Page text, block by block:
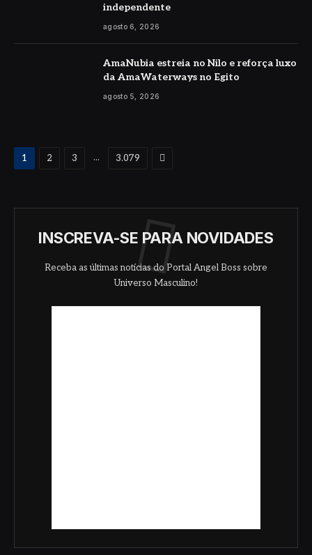
independente
agosto 6, 2026
AmaNubia estreia no Nilo e reforça luxo
da AmaWaterways no Egito
agosto 5, 2026
1 2 3 ... 3.079 Proximo
INSCREVA-SE PARA NOVIDADES
Receba as últimas notícias do Portal Angel Boss sobre
Universo Masculino!